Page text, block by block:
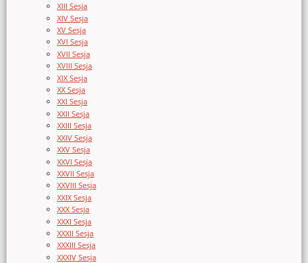
XIII Sesja
XIV Sesja
XV Sesja
XVI Sesja
XVII Sesja
XVIII Sesja
XIX Sesja
XX Sesja
XXI Sesja
XXII Sesja
XXIII Sesja
XXIV Sesja
XXV Sesja
XXVI Sesja
XXVII Sesja
XXVIII Sesja
XXIX Sesja
XXX Sesja
XXXI Sesja
XXXII Sesja
XXXIII Sesja
XXXIV Sesja